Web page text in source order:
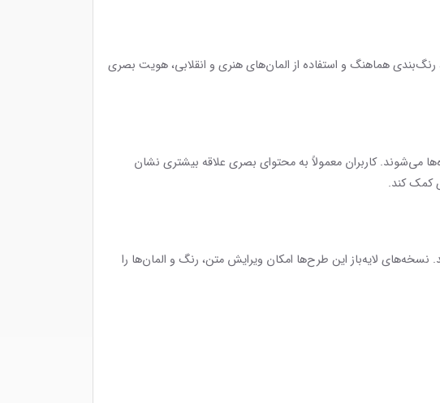
هماهنگ و استفاده از المان‌های هنری و انقلابی، هویت بصری
می‌شوند. کاربران معمولاً به محتوای بصری علاقه بیشتری نشان
کمک کند.
نسخه‌های لایه‌باز این طرح‌ها امکان ویرایش متن، رنگ و المان‌ها را